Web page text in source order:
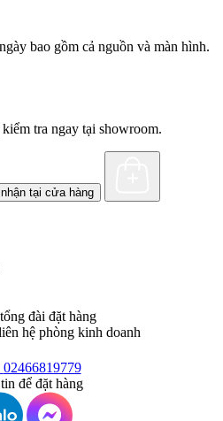
bao gồm cả nguồn và màn hình.
tra ngay tại showroom.
tại cửa hàng
đài đặt hàng
hệ phòng kinh doanh
02466819779
để đặt hàng